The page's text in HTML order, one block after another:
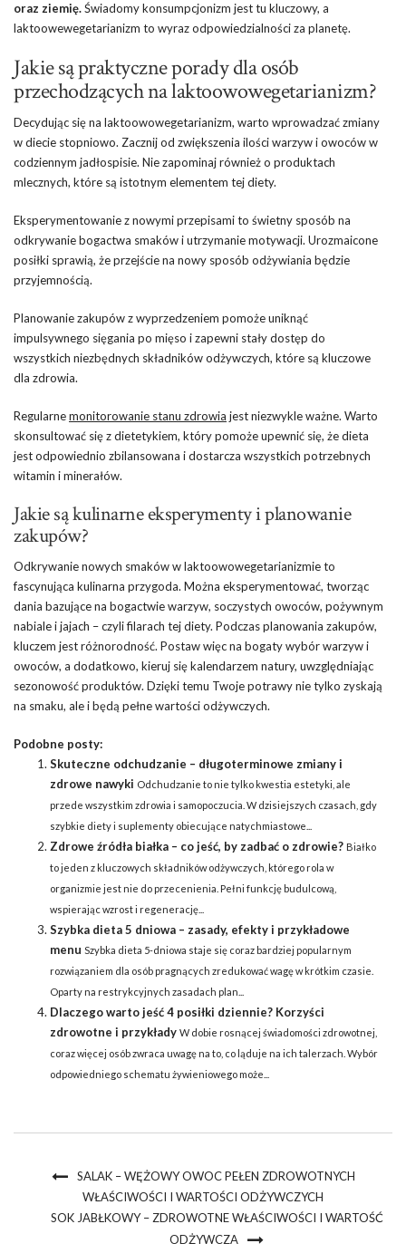
oraz ziemię.Świadomy konsumpcjonizm jest tu kluczowy, a
laktoowewegetarianizm to wyraz odpowiedzialności za planetę.
Jakie są praktyczne porady dla osób
przechodzących na laktoowowegetarianizm?
Decydując się na laktoowowegetarianizm, warto wprowadzać zmiany
w diecie stopniowo. Zacznij od zwiększenia ilości warzyw i owoców w
codziennym jadłospisie. Nie zapominaj również o produktach
mlecznych, które są istotnym elementem tej diety.
Eksperymentowanie z nowymi przepisami to świetny sposób na
odkrywanie bogactwa smaków i utrzymanie motywacji. Urozmaicone
posiłki sprawią, że przejście na nowy sposób odżywiania będzie
przyjemnością.
Planowanie zakupów z wyprzedzeniem pomoże uniknąć
impulsywnego sięgania po mięso i zapewni stały dostęp do
wszystkich niezbędnych składników odżywczych, które są kluczowe
dla zdrowia.
Regularnemonitorowanie stanu zdrowia jest niezwykle ważne. Warto
skonsultować się z dietetykiem, który pomoże upewnić się, że dieta
jest odpowiednio zbilansowana i dostarcza wszystkich potrzebnych
witamin i minerałów.
Jakie są kulinarne eksperymenty i planowanie
zakupów?
Odkrywanie nowych smaków w laktoowowegetarianizmie to
fascynująca kulinarna przygoda. Można eksperymentować, tworząc
dania bazujące na bogactwie warzyw, soczystych owoców, pożywnym
nabiale i jajach – czyli filarach tej diety. Podczas planowania zakupów,
kluczem jest różnorodność. Postaw więc na bogaty wybór warzyw i
owoców, a dodatkowo, kieruj się kalendarzem natury, uwzględniając
sezonowość produktów. Dzięki temu Twoje potrawy nie tylko zyskają
na smaku, ale i będą pełne wartości odżywczych.
Podobne posty:
Skuteczne odchudzanie – długoterminowe zmiany i
zdrowe nawyki Odchudzanie to nie tylko kwestia estetyki, ale
przede wszystkim zdrowia i samopoczucia. W dzisiejszych czasach, gdy
szybkie diety i suplementy obiecujące natychmiastowe...
Zdrowe źródła białka – co jeść, by zadbać o zdrowie? Białko
to jeden z kluczowych składników odżywczych, którego rola w
organizmie jest nie do przecenienia. Pełni funkcję budulcową,
wspierając wzrost i regenerację...
Szybka dieta 5 dniowa – zasady, efekty i przykładowe
menu Szybka dieta 5-dniowa staje się coraz bardziej popularnym
rozwiązaniem dla osób pragnących zredukować wagę w krótkim czasie.
Oparty na restrykcyjnych zasadach plan...
Dlaczego warto jeść 4 posiłki dziennie? Korzyści
zdrowotne i przykłady W dobie rosnącej świadomości zdrowotnej,
coraz więcej osób zwraca uwagę na to, co ląduje na ich talerzach. Wybór
odpowiedniego schematu żywieniowego może...
SALAK – WĘŻOWY OWOC PEŁEN ZDROWOTNYCH
WŁAŚCIWOŚCI I WARTOŚCI ODŻYWCZYCH
SOK JABŁKOWY – ZDROWOTNE WŁAŚCIWOŚCI I WARTOŚĆ
ODŻYWCZA